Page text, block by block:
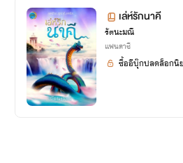
เล่ห์รักนาคี
รัตนะมณี
แฟนตาซี
ซื้ออีบุ๊กปลดล็อกนิ